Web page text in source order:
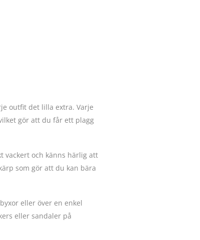
EXAKT! MÄNGD
outfit det lilla extra. Varje
gör att du får ett plagg
vackert och känns härlig att
som gör att du kan bära
eller över en enkel
eller sandaler på